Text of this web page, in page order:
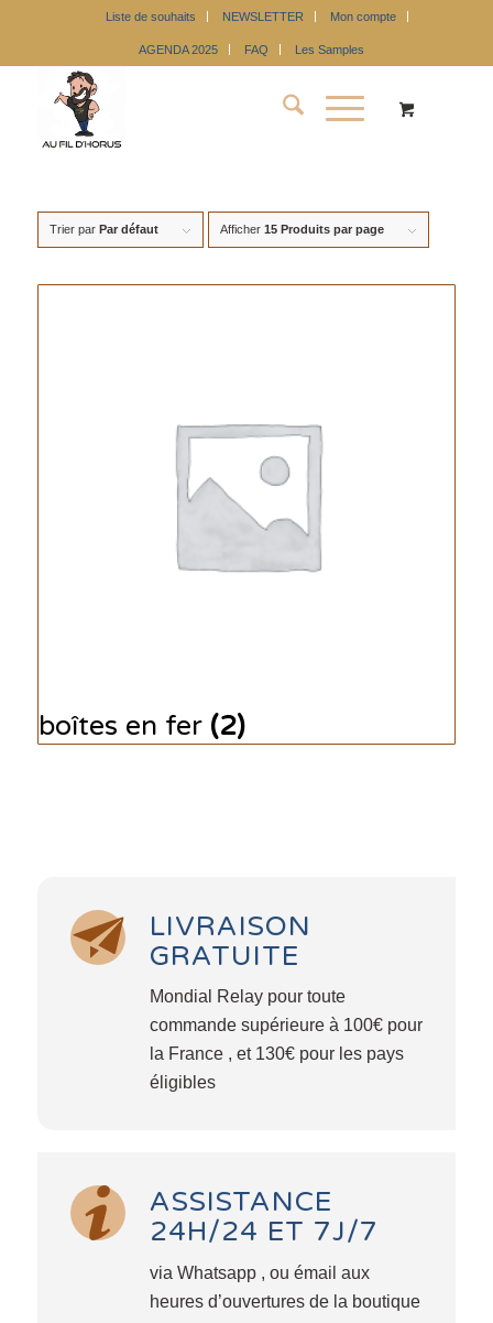
Liste de souhaits NEWSLETTER Mon compte
AGENDA 2025 FAQ Les Samples
Trier par Par défaut Afficher 15 Produits par page
boîtes en fer (2)
LIVRAISON
GRATUITE
Mondial Relay pour toute
commande supérieure à 100€ pour
la France , et 130€ pour les pays
éligibles
ASSISTANCE
24H/24 ET 7J/7
via Whatsapp , ou émail aux
heures d’ouvertures de la boutique